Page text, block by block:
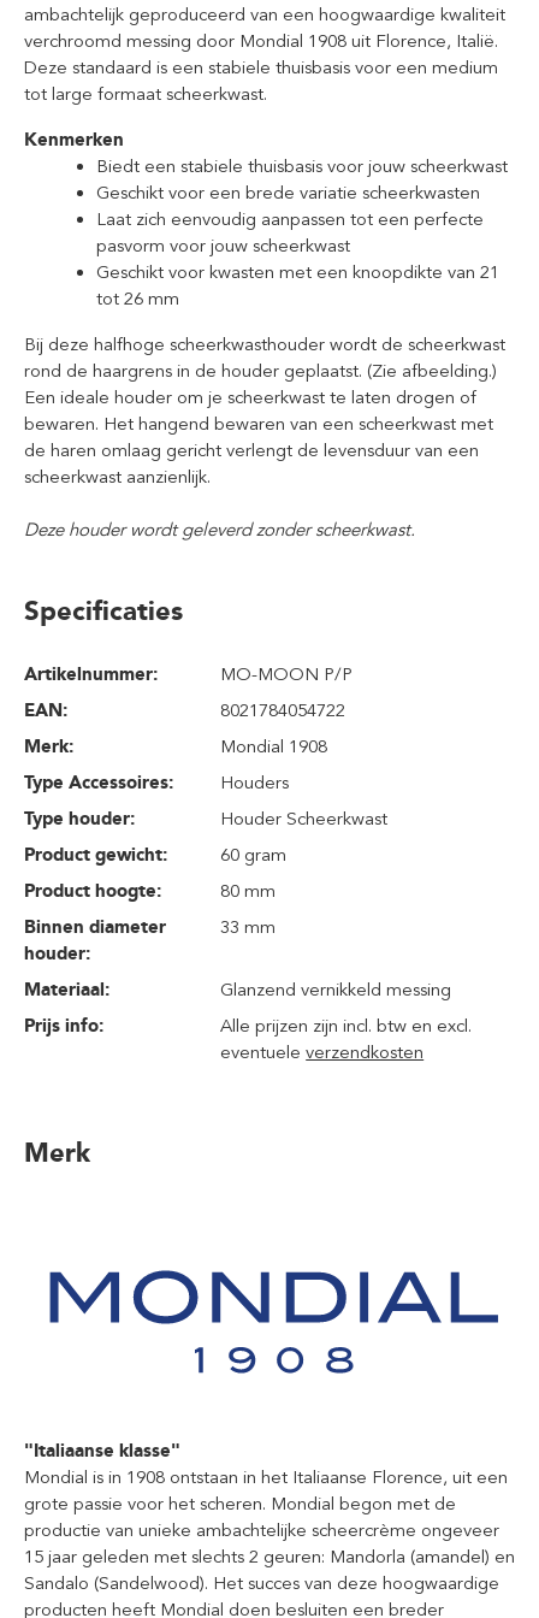
ambachtelijk geproduceerd van een hoogwaardige kwaliteit
verchroomd messing door Mondial 1908 uit Florence, Italië.
Deze standaard is een stabiele thuisbasis voor een medium
tot large formaat scheerkwast.
Kenmerken
Biedt een stabiele thuisbasis voor jouw scheerkwast
Geschikt voor een brede variatie scheerkwasten
Laat zich eenvoudig aanpassen tot een perfecte
pasvorm voor jouw scheerkwast
Geschikt voor kwasten met een knoopdikte van 21
tot 26 mm
Bij deze halfhoge scheerkwasthouder wordt de scheerkwast
rond de haargrens in de houder geplaatst. (Zie afbeelding.)
Een ideale houder om je scheerkwast te laten drogen of
bewaren. Het hangend bewaren van een scheerkwast met
de haren omlaag gericht verlengt de levensduur van een
scheerkwast aanzienlijk.
Deze houder wordt geleverd zonder scheerkwast.
Specificaties
Artikelnummer:
MO-MOON P/P
EAN:
8021784054722
Merk:
Mondial 1908
Type Accessoires:
Houders
Type houder:
Houder Scheerkwast
Product gewicht:
60 gram
Product hoogte:
80 mm
Binnen diameter
houder:
33 mm
Materiaal:
Glanzend vernikkeld messing
Prijs info:
Alle prijzen zijn incl. btw en excl.
eventueleverzendkosten
Merk
"Italiaanse klasse"
Mondial is in 1908 ontstaan in het Italiaanse Florence, uit een
grote passie voor het scheren. Mondial begon met de
productie van unieke ambachtelijke scheercrème ongeveer
15 jaar geleden met slechts 2 geuren: Mandorla (amandel) en
Sandalo (Sandelwood). Het succes van deze hoogwaardige
producten heeft Mondial doen besluiten een breder